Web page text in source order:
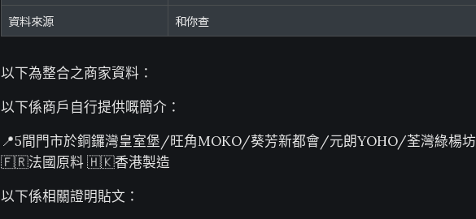
資料來源
和你查
以下為整合之商家資料：
以下係商戶自行提供嘅簡介：
📍5間門市於銅鑼灣皇室堡/旺角MOKO/葵芳新都會/元朗YOHO/荃灣綠楊坊
🇫🇷法國原料 🇭🇰香港製造
以下係相關證明貼文：